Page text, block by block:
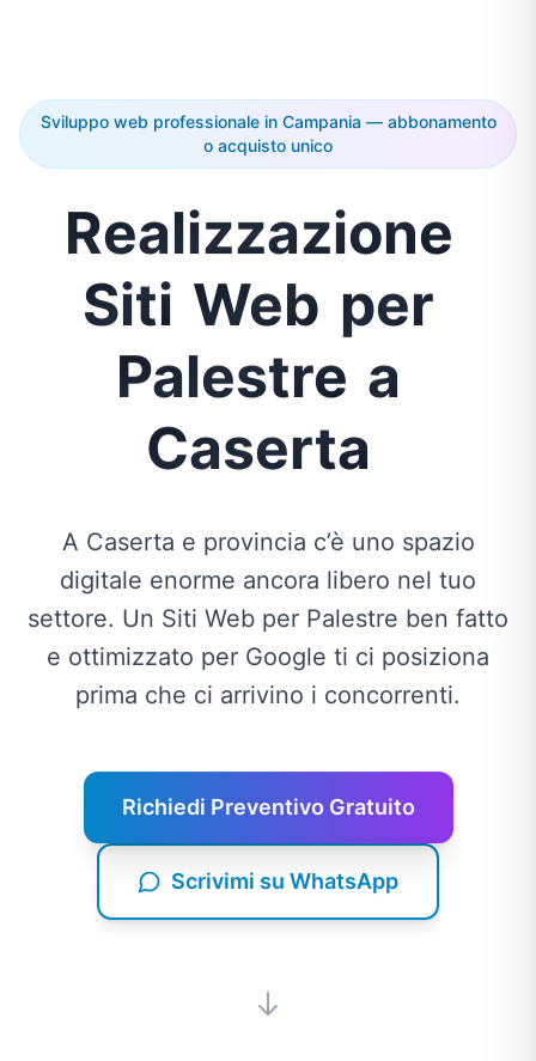
Sviluppo web professionale in Campania — abbonamento
o acquisto unico
Realizzazione
Siti Web per
Palestre a
Caserta
A Caserta e provincia c’è uno spazio
digitale enorme ancora libero nel tuo
settore. Un Siti Web per Palestre ben fatto
e ottimizzato per Google ti ci posiziona
prima che ci arrivino i concorrenti.
Richiedi Preventivo Gratuito
Scrivimi su WhatsApp